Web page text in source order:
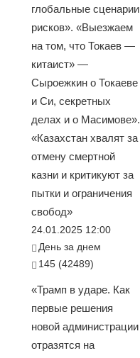
глобальные сценарии
рисков». «Выезжаем
на том, что Токаев —
китаист» —
Сыроежкин о Токаеве
и Си, секретных
делах и о Масимове».
«Казахстан хвалят за
отмену смертной
казни и критикуют за
пытки и ограничения
свобод»
24.01.2025 12:00
День за днем
145 (42489)
«Трамп в ударе. Как
первые решения
новой администрации
отразятся на